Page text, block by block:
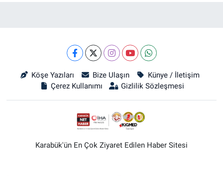
Köşe Yazıları Bize Ulaşın
Künye / İletişim
Çerez Kullanımı
Gizlilik Sözleşmesi
Karabük'ün En Çok Ziyaret Edilen Haber Sitesi